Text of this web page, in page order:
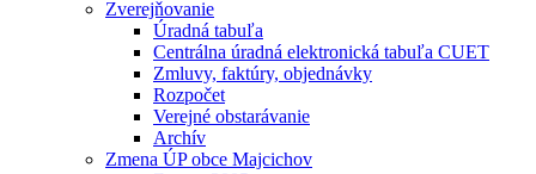
Zverejňovanie
Úradná tabuľa
Centrálna úradná elektronická tabuľa CUET
Zmluvy, faktúry, objednávky
Rozpočet
Verejné obstarávanie
Archív
Zmena ÚP obce Majcichov